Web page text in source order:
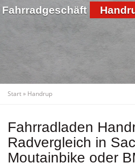
Fahrradgeschäft
Start» Handrup
Fahrradladen
Radvergleich in
Moutainbike oder